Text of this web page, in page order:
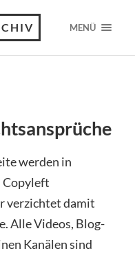
MENÜ
werden in
Copyleft
verzichtet damit
Alle Videos, Blog-
Kanälen sind